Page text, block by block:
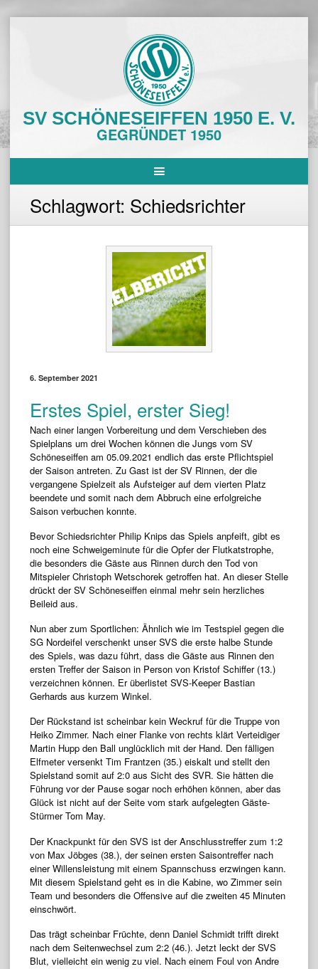
SV SCHÖNESEIFFEN 1950 E. V.
GEGRÜNDET 1950
Schlagwort: Schiedsrichter
6. September 2021
Erstes Spiel, erster Sieg!
Nach einer langen Vorbereitung und dem Verschieben des
Spielplans um drei Wochen können die Jungs vom SV
Schöneseiffen am 05.09.2021 endlich das erste Pflichtspiel
der Saison antreten. Zu Gast ist der SV Rinnen, der die
vergangene Spielzeit als Aufsteiger auf dem vierten Platz
beendete und somit nach dem Abbruch eine erfolgreiche
Saison verbuchen konnte.
Bevor Schiedsrichter Philip Knips das Spiels anpfeift, gibt es
noch eine Schweigeminute für die Opfer der Flutkatstrophe,
die besonders die Gäste aus Rinnen durch den Tod von
Mitspieler Christoph Wetschorek getroffen hat. An dieser Stelle
drückt der SV Schöneseiffen einmal mehr sein herzliches
Beileid aus.
Nun aber zum Sportlichen: Ähnlich wie im Testspiel gegen die
SG Nordeifel verschenkt unser SVS die erste halbe Stunde
des Spiels, was dazu führt, dass die Gäste aus Rinnen den
ersten Treffer der Saison in Person von Kristof Schiffer (13.)
verzeichnen können. Er überlistet SVS-Keeper Bastian
Gerhards aus kurzem Winkel.
Der Rückstand ist scheinbar kein Weckruf für die Truppe von
Heiko Zimmer. Nach einer Flanke von rechts klärt Verteidiger
Martin Hupp den Ball unglücklich mit der Hand. Den fälligen
Elfmeter versenkt Tim Frantzen (35.) eiskalt und stellt den
Spielstand somit auf 2:0 aus Sicht des SVR. Sie hätten die
Führung vor der Pause sogar noch erhöhen können, aber das
Glück ist nicht auf der Seite vom stark aufgelegten Gäste-
Stürmer Tom May.
Der Knackpunkt für den SVS ist der Anschlusstreffer zum 1:2
von Max Jöbges (38.), der seinen ersten Saisontreffer nach
einer Willensleistung mit einem Spannschuss erzwingen kann.
Mit diesem Spielstand geht es in die Kabine, wo Zimmer sein
Team und besonders die Offensive auf die zweiten 45 Minuten
einschwört.
Das trägt scheinbar Früchte, denn Daniel Schmidt trifft direkt
nach dem Seitenwechsel zum 2:2 (46.). Jetzt leckt der SVS
Blut, vielleicht ein wenig zu viel. Nach einem Foul von Andre